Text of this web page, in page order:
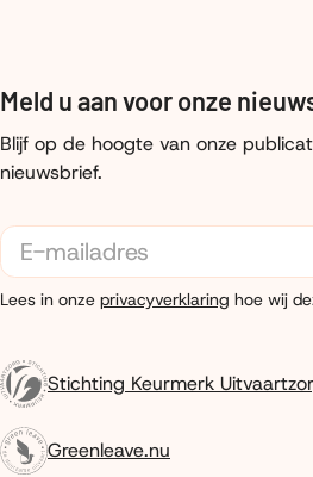
Meld u aan voor onze
Blijf op de hoogte van onze
nieuwsbrief.
E-
mailadres
Lees in onze privacyverklaring hoe wij
Stichting Keurmerk
Greenleave.nu